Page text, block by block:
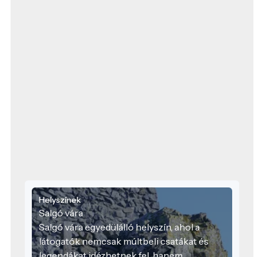
Helyszínek
Salgó vára
Salgó vára egyedülálló helyszín, ahol a
látogatók nemcsak múltbeli csatákat és